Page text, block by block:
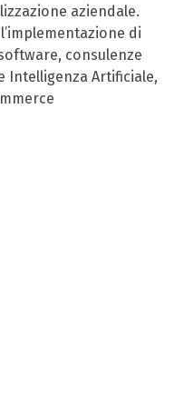
aziendale.
di
consulenze
Intelligenza Artificiale,